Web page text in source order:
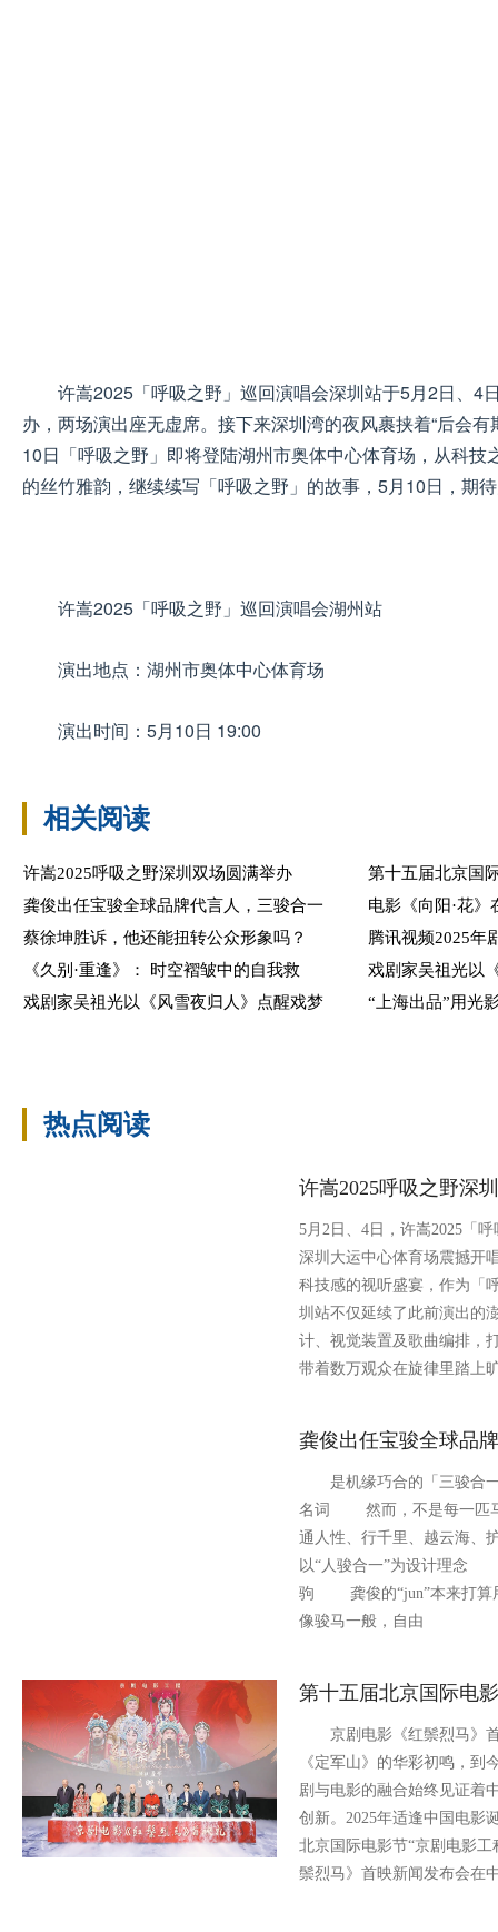
许嵩2025「呼吸之野」巡回演唱会深圳站于5月2日、4
办，两场演出座无虚席。接下来深圳湾的夜风裹挟着“后会
10日「呼吸之野」即将登陆湖州市奥体中心体育场，从科技
的丝竹雅韵，继续续写「呼吸之野」的故事，5月10日，期
许嵩2025「呼吸之野」巡回演唱会湖州站
演出地点：湖州市奥体中心体育场
演出时间：5月10日 19:00
相关阅读
许嵩2025呼吸之野深圳双场圆满举办
第十五届北京国
龚俊出任宝骏全球品牌代言人，三骏合一
电影《向阳·花》
蔡徐坤胜诉，他还能扭转公众形象吗？
腾讯视频2025年
《久别·重逢》： 时空褶皱中的自我救
戏剧家吴祖光以
戏剧家吴祖光以《风雪夜归人》点醒戏梦
“上海出品”用光
热点阅读
许嵩2025呼吸之野深
5月2日、4日，许嵩2025「
深圳大运中心体育场震撼开
科技感的视听盛宴，作为「
圳站不仅延续了此前演出的
计、视觉装置及歌曲编排，
带着数万观众在旋律里踏上
龚俊出任宝骏全球品
是机缘巧合的「三骏合
名词 然而，不是每一匹
通人性、行千里、越云海
以“人骏合一”为设计理念
驹 龚俊的“jun”本来打
像骏马一般，自由
第十五届北京国际电
京剧电影《红鬃烈马》
《定军山》的华彩初鸣，到
剧与电影的融合始终见证着
创新。2025年适逢中国电影
北京国际电影节“京剧电影
鬃烈马》首映新闻发布会在